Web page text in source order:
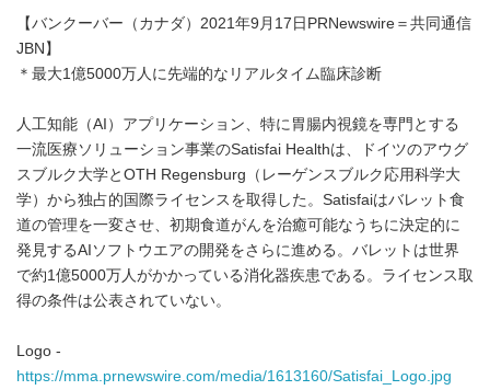
【バンクーバー（カナダ）2021年9月17日PRNewswire＝共同通信
JBN】
＊最大1億5000万人に先端的なリアルタイム臨床診断
人工知能（AI）アプリケーション、特に胃腸内視鏡を専門とする
一流医療ソリューション事業のSatisfai Healthは、ドイツのアウグ
スブルク大学とOTH Regensburg（レーゲンスブルク応用科学大
学）から独占的国際ライセンスを取得した。Satisfaiはバレット食
道の管理を一変させ、初期食道がんを治癒可能なうちに決定的に
発見するAIソフトウエアの開発をさらに進める。バレットは世界
で約1億5000万人がかかっている消化器疾患である。ライセンス取
得の条件は公表されていない。
Logo -
https://mma.prnewswire.com/media/1613160/Satisfai_Logo.jpg